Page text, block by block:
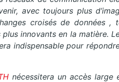
avec toujours plus
croisés de données ,
innovants en la matière.
indispensable pour
nécessitera un accès large